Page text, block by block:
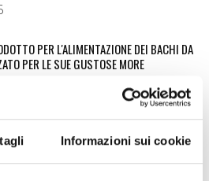
Informazioni sui cookie
PER L'ALIMENTAZIONE DEI BACHI DA
PER LE SUE GUSTOSE MORE
UNA STORIA LUNGA OLTRE